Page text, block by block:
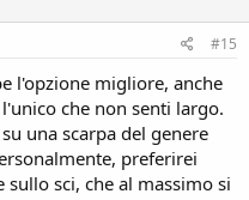
#15
l'opzione migliore, anche
che non senti largo.
una scarpa del genere
preferirei
sci, che al massimo si